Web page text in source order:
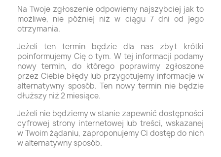
Na Twoje zgłoszenie odpowiemy najszybciej jak to
możliwe, nie później niż w ciągu 7 dni od jego
otrzymania.
Jeżeli ten termin będzie dla nas zbyt krótki
poinformujemy Cię o tym. W tej informacji podamy
nowy termin, do którego poprawimy zgłoszone
przez Ciebie błędy lub przygotujemy informacje w
alternatywny sposób. Ten nowy termin nie będzie
dłuższy niż 2 miesiące.
Jeżeli nie będziemy w stanie zapewnić dostępności
cyfrowej strony internetowej lub treści, wskazanej
w Twoim żądaniu, zaproponujemy Ci dostęp do nich
w alternatywny sposób.